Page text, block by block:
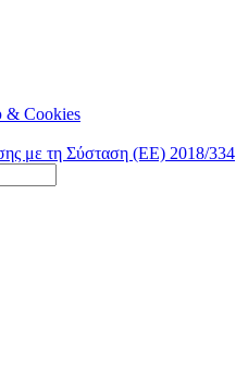
& Cookies
με τη Σύσταση (ΕΕ) 2018/334